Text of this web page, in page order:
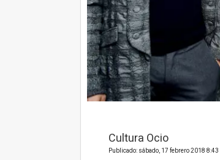
Cultura Ocio
Publicado: sábado, 17 febrero 2018 8:43